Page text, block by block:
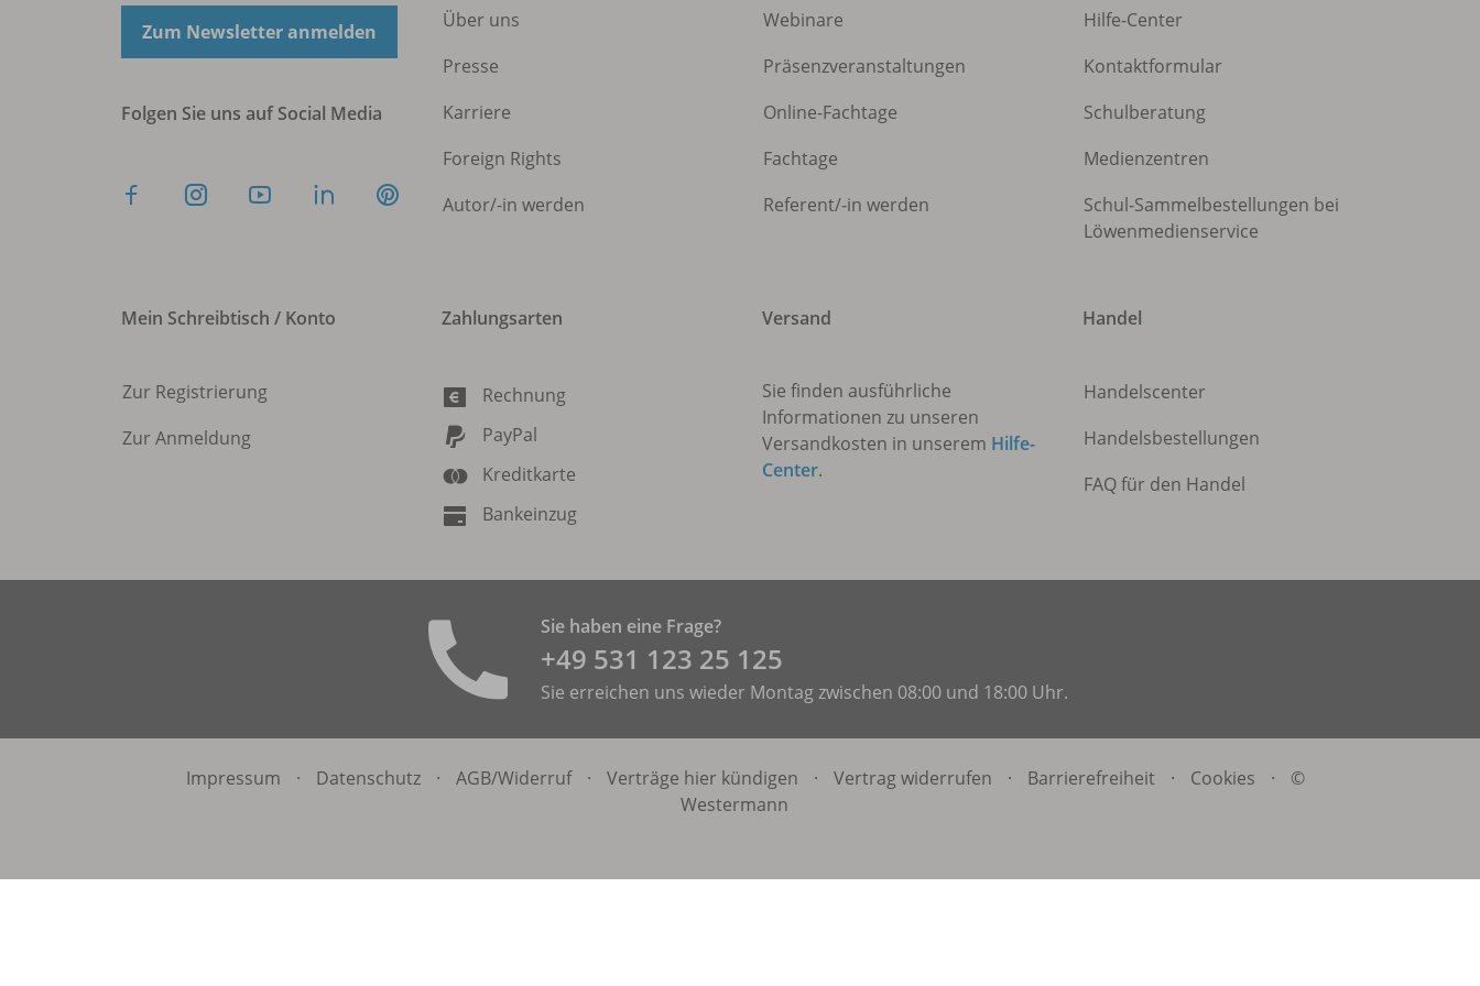
Zum Newsletter anmelden
Folgen Sie uns auf Social Media
Über uns
Presse
Karriere
Foreign Rights
Autor/-in werden
Webinare
Präsenzveranstaltungen
Online-Fachtage
Fachtage
Referent/-in werden
Hilfe-Center
Kontaktformular
Schulberatung
Medienzentren
Schul-Sammelbestellungen bei
Löwenmedienservice
Mein Schreibtisch / Konto
Zur Registrierung
Zur Anmeldung
Zahlungsarten
Rechnung
PayPal
Kreditkarte
Bankeinzug
Versand
Sie finden ausführliche
Informationen zu unseren
Versandkosten in unserem Hilfe-
Center.
Handel
Handelscenter
Handelsbestellungen
FAQ für den Handel
Sie haben eine Frage?
+49 531 ­123 25 125
Sie erreichen uns wieder Montag zwischen 08:00 und 18:00 Uhr.
Impressum · Datenschutz · AGB/Widerruf · Verträge hier kündigen · Vertrag widerrufen · Barrierefreiheit · Cookies ·
©
Westermann